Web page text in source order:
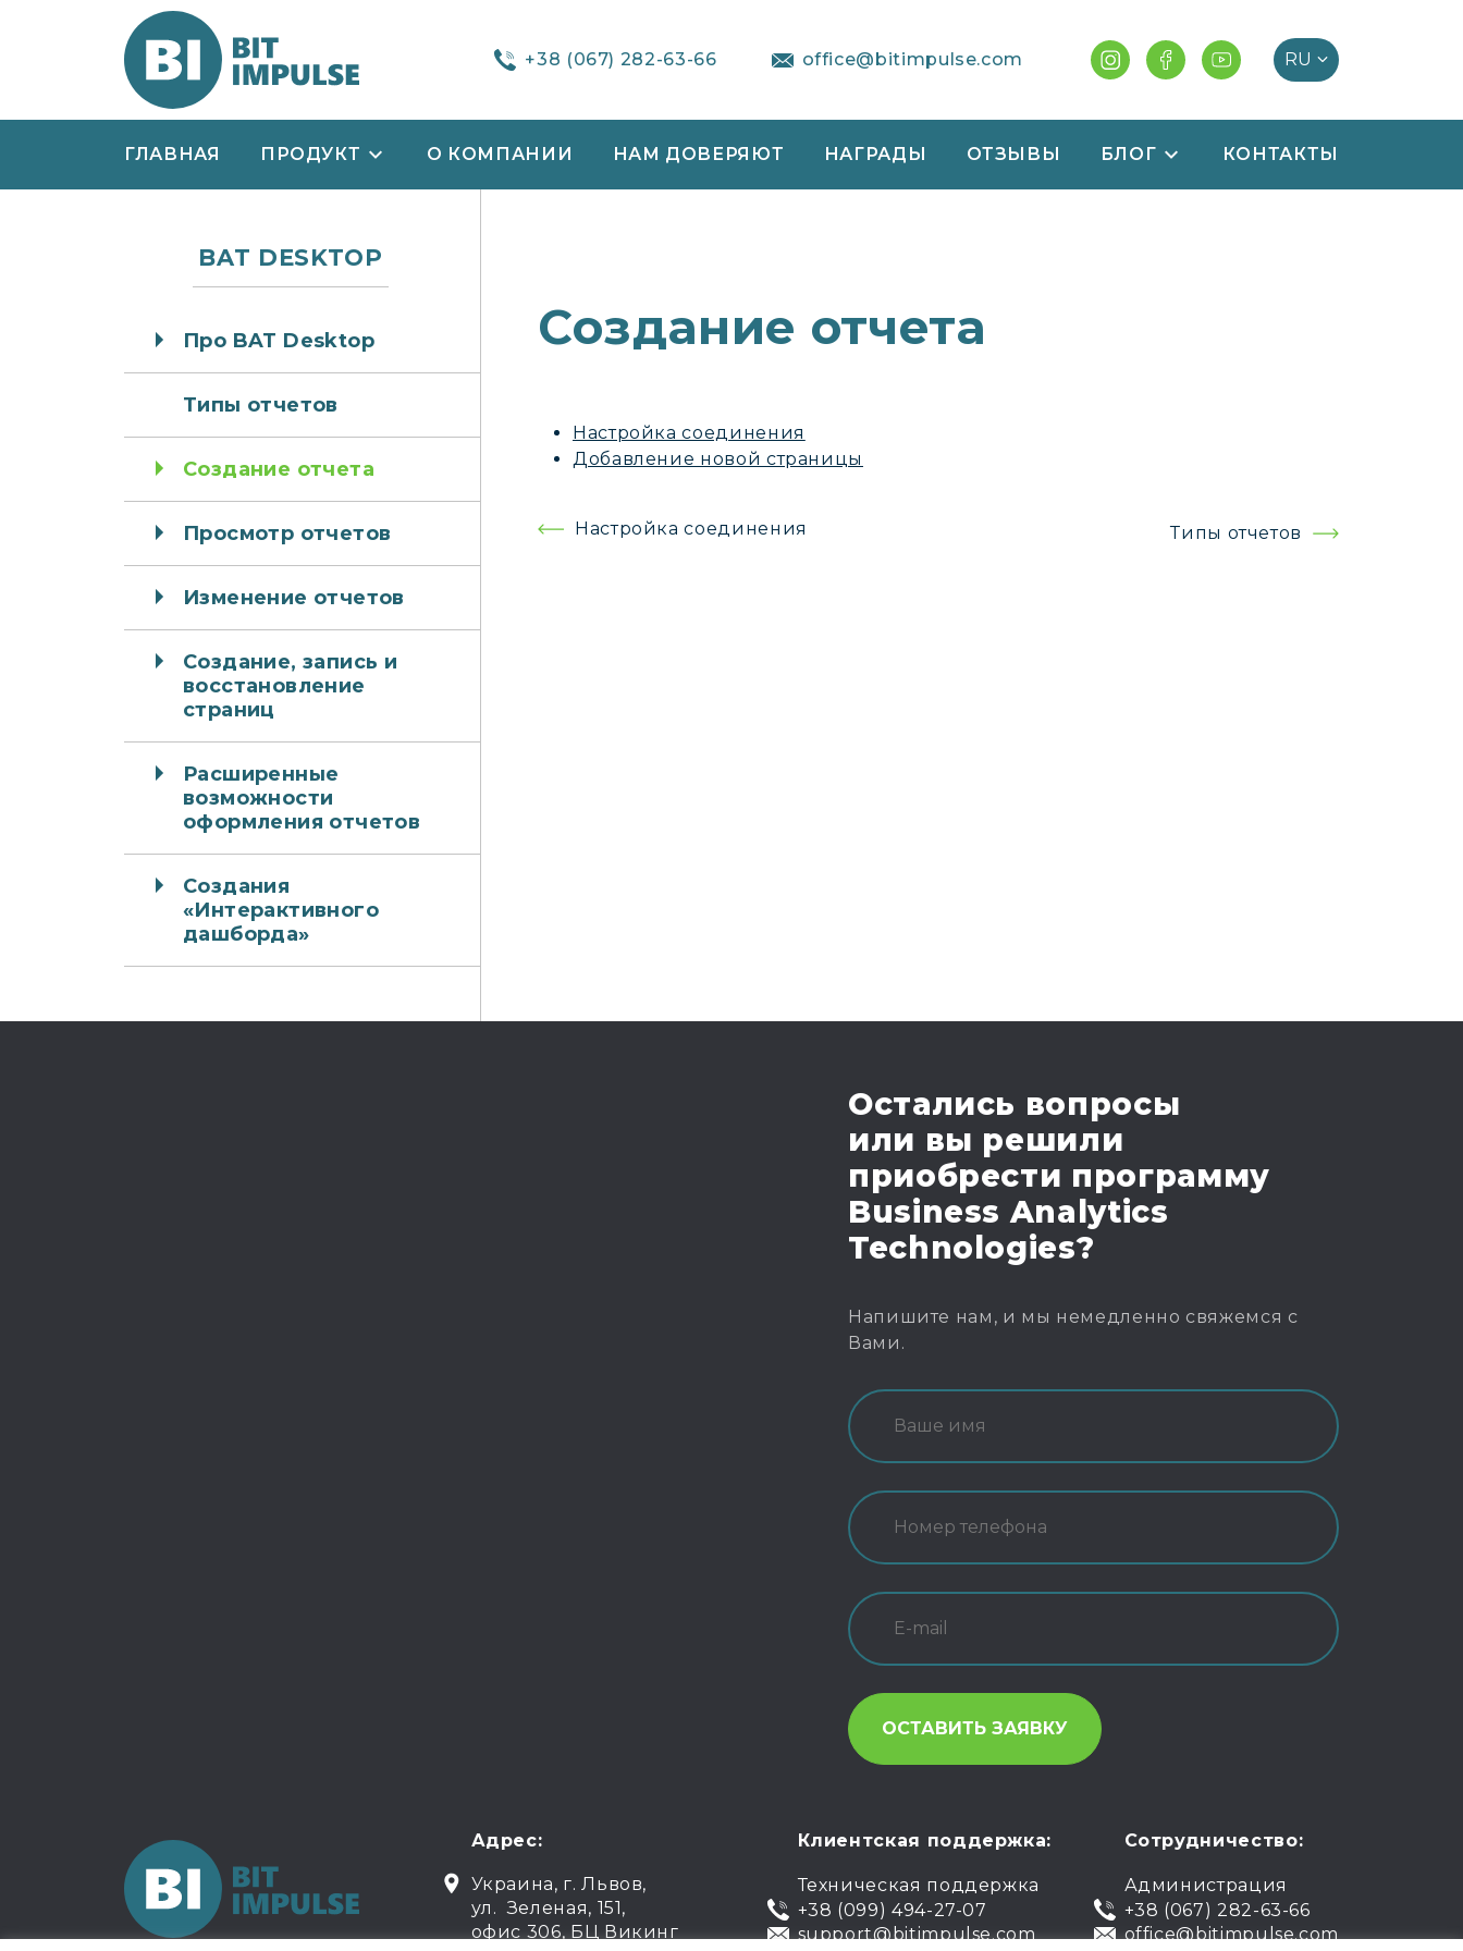
+38 (067) 282-63-66 office@bitimpulse.com
ГЛАВНАЯ ПРОДУКТ О КОМПАНИИ НАМ ДОВЕРЯЮТ НАГРАДЫ ОТЗЫВЫ БЛОГ КОНТАКТЫ
Создание отчета
Настройка соединения
Добавление новой страницы
Навигация
Настройка соединения Типы отчетов
BAT DESKTOP
Про BAT Desktop
Типы отчетов
Создание отчета
Просмотр отчетов
Изменение отчетов
Создание, запись и
восстановление
страниц
Расширенные
возможности
оформления отчетов
Создания
«Интерактивного
дашборда»
Остались вопросы
или вы решили
приобрести программу
Business Analytics
Technologies?
Напишите нам, и мы немедленно свяжемся с
Вами.
Адрес:
Украина, г. Львов,
ул. Зеленая, 151,
офис 306, БЦ Викинг
Клиентская поддержка:
Техническая поддержка
+38 (099) 494-27-07
support@bitimpulse.com
Сотрудничество:
Администрация
+38 (067) 282-63-66
office@bitimpulse.com